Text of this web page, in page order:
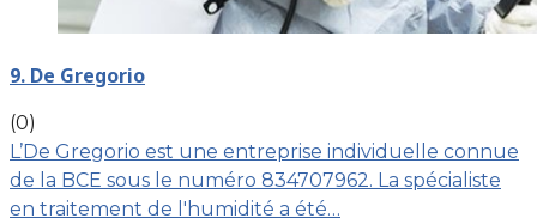
9. De Gregorio
(0)
L’De Gregorio est une entreprise individuelle connue
de la BCE sous le numéro 834707962. La spécialiste
en traitement de l'humidité a été…